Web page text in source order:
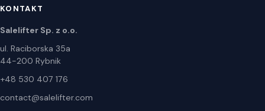
KONTAKT
Salelifter Sp. z o.o.
ul. Raciborska 35a
44-200 Rybnik
+48 530 407 176
contact@salelifter.com